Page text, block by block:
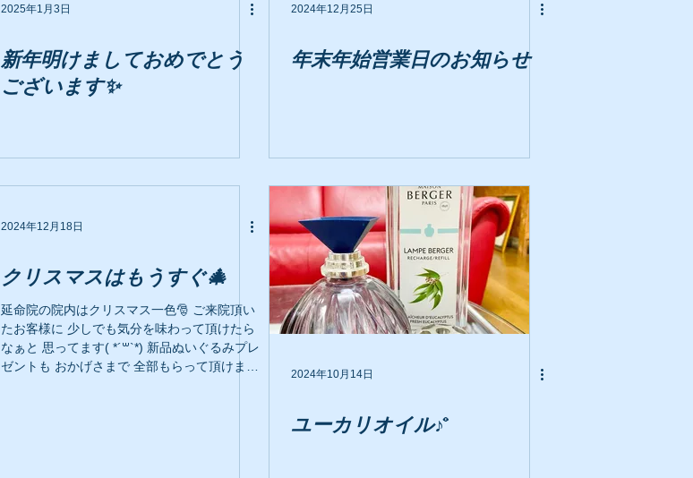
2025年1月3日
新年明けましておめでとう
ございます✨️
2024年12月25日
年末年始営業日のお知らせ
2024年12月18日
クリスマスはもうすぐ🎄
延命院の院内はクリスマス一色🎅 ご来院頂い
たお客様に 少しでも気分を味わって頂けたら
なぁと 思ってます( *´꒳`*) 新品ぬいぐるみプレ
ゼントも おかげさまで 全部もらって頂けまし
2024年10月14日
ユーカリオイル♪̊̈